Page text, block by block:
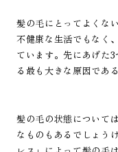
髪の毛にとってよくな
不健康な生活でもなく
ています。先にあげた
る最も大きな原因であ
髪の毛の状態については
なものもあるでしょう